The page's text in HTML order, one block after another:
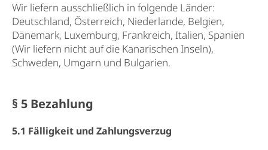
Wir liefern ausschließlich in folgende Länder:
Deutschland, Österreich, Niederlande, Belgien,
Dänemark, Luxemburg, Frankreich, Italien, Spanien
(Wir liefern nicht auf die Kanarischen Inseln),
Schweden, Umgarn und Bulgarien.
§ 5 Bezahlung
5.1 Fälligkeit und Zahlungsverzug